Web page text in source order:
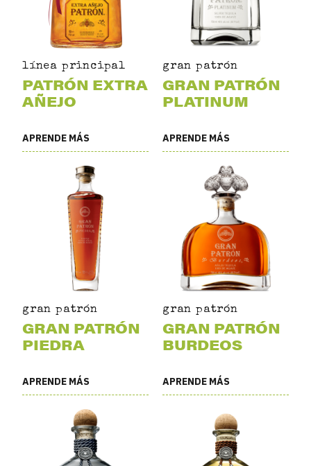
línea principal
PATRÓN EXTRA
AÑEJO
APRENDE MÁS
gran patrón
GRAN PATRÓN
PLATINUM
APRENDE MÁS
gran patrón
GRAN PATRÓN
PIEDRA
APRENDE MÁS
gran patrón
GRAN PATRÓN
BURDEOS
APRENDE MÁS